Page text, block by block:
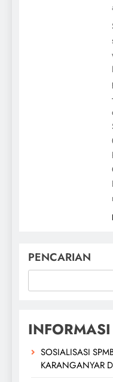
PENCARIAN
SOSIALISASI
KARANGANYAR